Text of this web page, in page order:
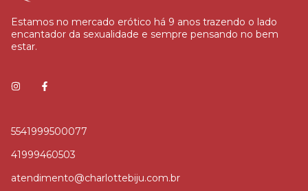
Estamos no mercado erótico há 9 anos trazendo o lado
encantador da sexualidade e sempre pensando no bem
estar.
5541999500077
41999460503
atendimento@charlottebiju.com.br